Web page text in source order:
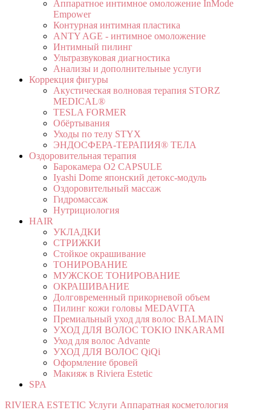
Аппаратное интимное омоложение InMode
Empower
Контурная интимная пластика
ANTY AGE - интимное омоложение
Интимный пилинг
Ультразвуковая диагностика
Анализы и дополнительные услуги
Коррекция фигуры
Акустическая волновая терапия STORZ
MEDICAL®
TESLA FORMER
Обёртывания
Уходы по телу STYX
ЭНДОСФЕРА-ТЕРАПИЯ® ТЕЛА
Оздоровительная терапия
Барокамера O2 CAPSULE
Iyashi Dome японский детокс-модуль
Оздоровительный массаж
Гидромассаж
Нутрициология
HAIR
УКЛАДКИ
СТРИЖКИ
Стойкое окрашивание
ТОНИРОВАНИЕ
МУЖСКОЕ ТОНИРОВАНИЕ
ОКРАШИВАНИЕ
Долговременный прикорневой объем
Пилинг кожи головы MEDAVITA
Премиальный уход для волос BALMAIN
УХОД ДЛЯ ВОЛОС TOKIO INKARAMI
Уход для волос Advante
УХОД ДЛЯ ВОЛОС QiQi
Оформление бровей
Макияж в Riviera Estetic
SPA
RIVIERA ESTETIC Услуги Аппаратная косметология